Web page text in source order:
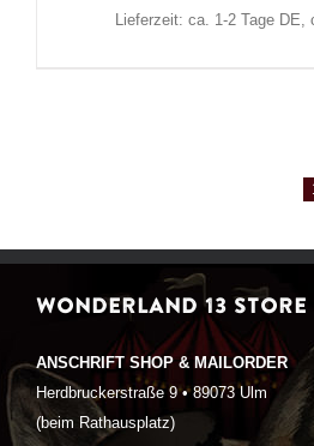
Lieferzeit: ca. 1-2 Tage DE,
WONDERLAND 13 STORE
ANSCHRIFT SHOP & MAILORDER
Herdbruckerstraße 9 • 89073 Ulm
(beim Rathausplatz)